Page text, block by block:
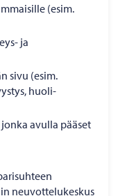
(esim.
ja
sivu (esim.
huoli-
avulla pääset
neuvottelukeskus